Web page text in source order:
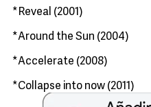
*Reveal (2001)
*Around the Sun (2004)
*Accelerate (2008)
*Collapse into now (2011)